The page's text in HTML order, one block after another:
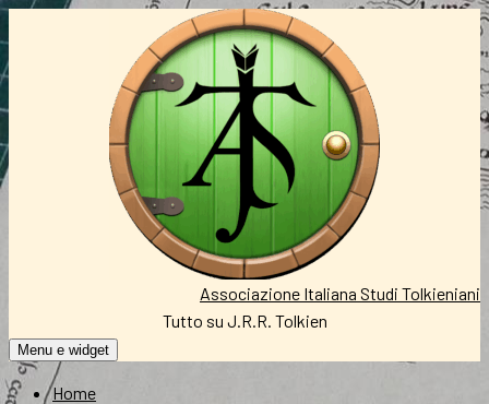
al
contenuto
Associazione Italiana Studi Tolkieniani
Tutto su J.R.R. Tolkien
Menu e widget
Home